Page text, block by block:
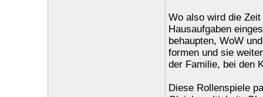
Wo also wird die
Hausaufgaben
behaupten, WoW
formen und sie
der Familie, bei den
Diese Rollenspiele